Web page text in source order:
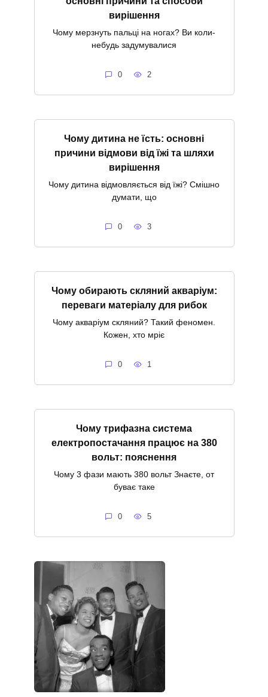
вирішення
Чому мерзнуть пальці на ногах? Ви коли-
небудь задумувалися
0 2
Чому дитина не їсть: основні
причини відмови від їжі та шляхи
вирішення
Чому дитина відмовляється від їжі? Смішно
думати, що
0 3
Чому обирають скляний акваріум:
переваги матеріалу для рибок
Чому акваріум скляний? Такий феномен.
Кожен, хто мріє
0 1
Чому трифазна система
електропостачання працює на 380
вольт: пояснення
Чому 3 фази мають 380 вольт Знаєте, от
буває таке
0 5